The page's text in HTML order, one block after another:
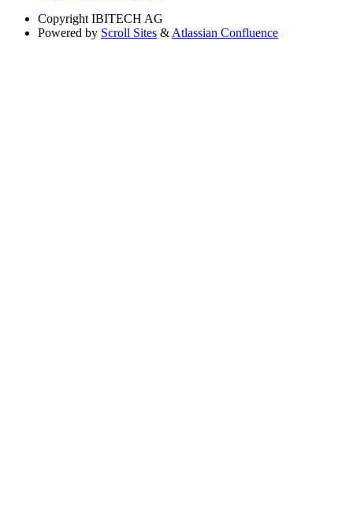
Copyright IBITECH AG
Powered by Scroll Sites & Atlassian Confluence